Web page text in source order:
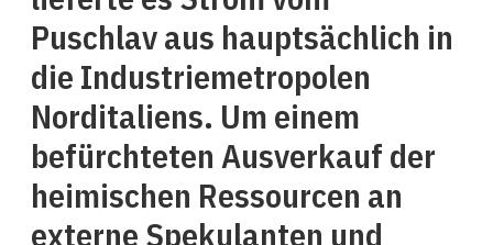
Puschlav aus hauptsächlich in
die Industriemetropolen
Norditaliens. Um einem
befürchteten Ausverkauf der
heimischen Ressourcen an
externe Spekulanten und